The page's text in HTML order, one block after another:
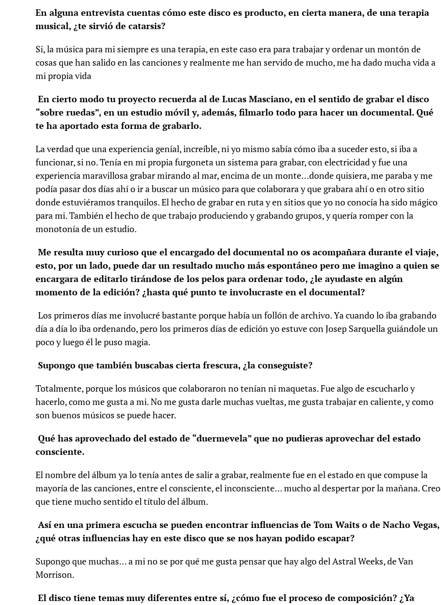
En alguna entrevista cuentas cómo este disco es producto, en cierta manera, de una terapia
musical, ¿te sirvió de catarsis?
Si, la música para mi siempre es una terapia, en este caso era para trabajar y ordenar un montón de
cosas que han salido en las canciones y realmente me han servido de mucho, me ha dado mucha vida a
mi propia vida
En cierto modo tu proyecto recuerda al de Lucas Masciano, en el sentido de grabar el disco
“sobre ruedas”, en un estudio móvil y, además, filmarlo todo para hacer un documental. Qué
te ha aportado esta forma de grabarlo.
La verdad que una experiencia genial, increíble, ni yo mismo sabía cómo iba a suceder esto, si iba a
funcionar, si no. Tenía en mi propia furgoneta un sistema para grabar, con electricidad y fue una
experiencia maravillosa grabar mirando al mar, encima de un monte…donde quisiera, me paraba y me
podía pasar dos días ahí o ir a buscar un músico para que colaborara y que grabara ahí o en otro sitio
donde estuviéramos tranquilos. El hecho de grabar en ruta y en sitios que yo no conocía ha sido mágico
para mi. También el hecho de que trabajo produciendo y grabando grupos, y quería romper con la
monotonía de un estudio.
Me resulta muy curioso que el encargado del documental no os acompañara durante el viaje,
esto, por un lado, puede dar un resultado mucho más espontáneo pero me imagino a quien se
encargara de editarlo tirándose de los pelos para ordenar todo, ¿le ayudaste en algún
momento de la edición? ¿hasta qué punto te involucraste en el documental?
Los primeros días me involucré bastante porque había un follón de archivo. Ya cuando lo iba grabando
día a día lo iba ordenando, pero los primeros días de edición yo estuve con Josep Sarquella guiándole un
poco y luego él le puso magia.
Supongo que también buscabas cierta frescura, ¿la conseguiste?
Totalmente, porque los músicos que colaboraron no tenían ni maquetas. Fue algo de escucharlo y
hacerlo, como me gusta a mi. No me gusta darle muchas vueltas, me gusta trabajar en caliente, y como
son buenos músicos se puede hacer.
Qué has aprovechado del estado de “duermevela” que no pudieras aprovechar del estado
consciente.
El nombre del álbum ya lo tenía antes de salir a grabar, realmente fue en el estado en que compuse la
mayoría de las canciones, entre el consciente, el inconsciente… mucho al despertar por la mañana. Creo
que tiene mucho sentido el título del álbum.
Así en una primera escucha se pueden encontrar influencias de Tom Waits o de Nacho Vegas,
¿qué otras influencias hay en este disco que se nos hayan podido escapar?
Supongo que muchas… a mi no se por qué me gusta pensar que hay algo del Astral Weeks, de Van
Morrison.
El disco tiene temas muy diferentes entre sí, ¿cómo fue el proceso de composición? ¿Ya